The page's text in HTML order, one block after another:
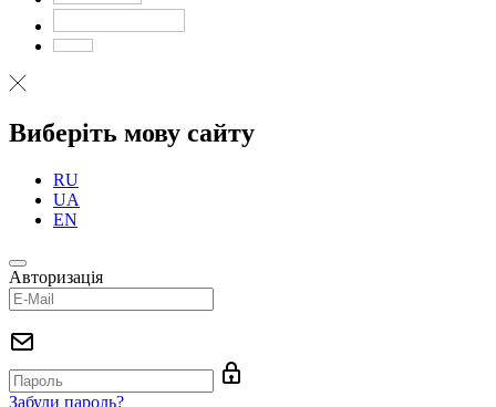
Виберіть мову сайту
RU
UA
EN
Авторизація
Забули пароль?